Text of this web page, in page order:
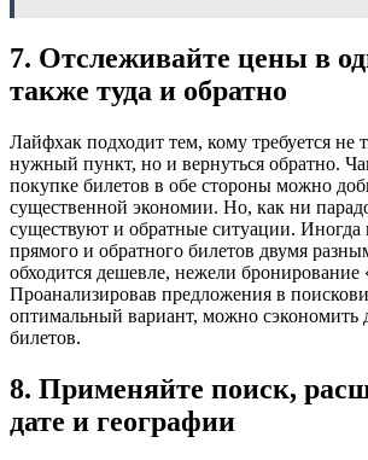
7. Отслеживайте цены в
также туда и обратно
Лайфхак подходит тем, кому требуется не
нужный пункт, но и вернуться обратно.
покупке билетов в обе стороны можно
существенной экономии. Но, как ни
существуют и обратные ситуации. Иногда
прямого и обратного билетов двумя
обходится дешевле, нежели бронирование
Проанализировав предложения в
оптимальный вариант, можно сэкономить
билетов.
8. Применяйте поиск,
дате и географии